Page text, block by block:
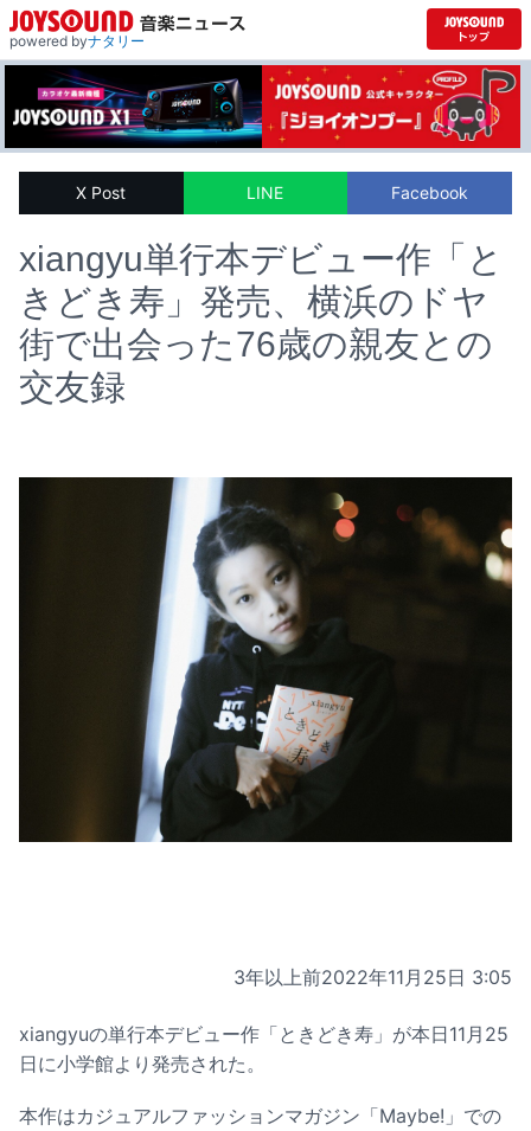
powered byナタリー
X Post LINE Facebook
xiangyu単行本デビュー作「と
きどき寿」発売、横浜のドヤ
街で出会った76歳の親友との
交友録
3年以上前2022年11月25日 3:05
xiangyuの単行本デビュー作「ときどき寿」が本日11月25
日に小学館より発売された。
本作はカジュアルファッションマガジン「Maybe!」での